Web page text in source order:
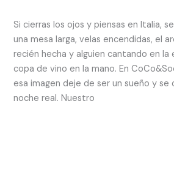
Si cierras los ojos y piensas en Italia,
una mesa larga, velas encendidas, el
recién hecha y alguien cantando en la
copa de vino en la mano. En
esa imagen deje de ser un sueño y
noche real. Nuestro